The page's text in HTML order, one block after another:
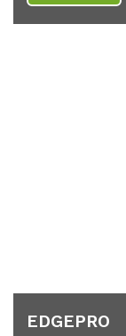
ED­GE­PRO